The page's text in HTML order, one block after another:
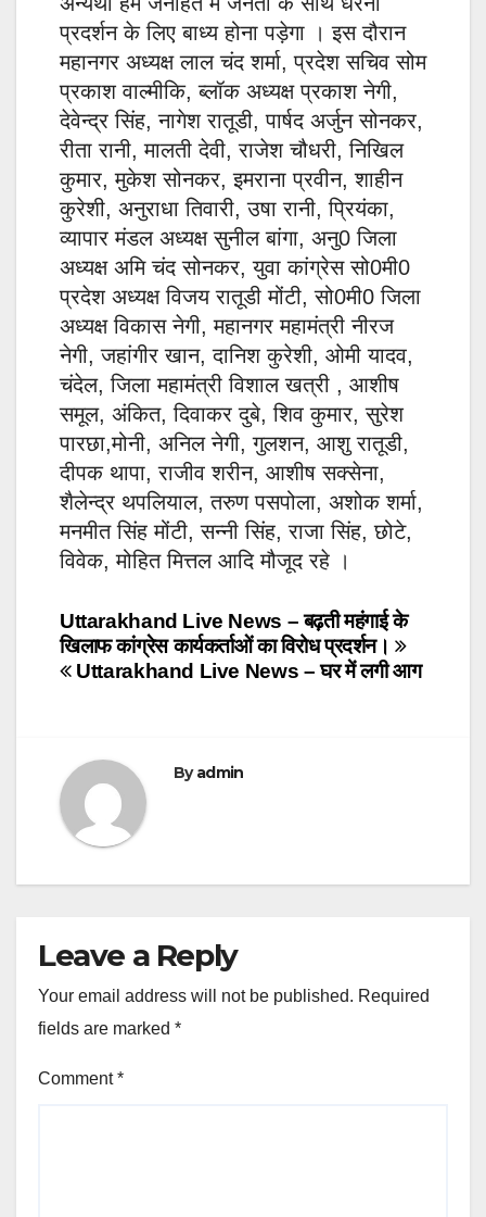
प्रदर्शन के लिए बाध्य होना पड़ेगा । इस दौरान
महानगर अध्यक्ष लाल चंद शर्मा, प्रदेश सचिव सोम
प्रकाश वाल्मीकि, ब्लॉक अध्यक्ष प्रकाश नेगी,
देवेन्द्र सिंह, नागेश रातूडी, पार्षद अर्जुन सोनकर,
रीता रानी, मालती देवी, राजेश चौधरी, निखिल
कुमार, मुकेश सोनकर, इमराना प्रवीन, शाहीन
कुरेशी, अनुराधा तिवारी, उषा रानी, प्रियंका,
व्यापार मंडल अध्यक्ष सुनील बांगा, अनु0 जिला
अध्यक्ष अमि चंद सोनकर, युवा कांग्रेस सो0मी0
प्रदेश अध्यक्ष विजय रातूडी मोंटी, सो0मी0 जिला
अध्यक्ष विकास नेगी, महानगर महामंत्री नीरज
नेगी, जहांगीर खान, दानिश कुरेशी, ओमी यादव,
चंदेल, जिला महामंत्री विशाल खत्री , आशीष
समूल, अंकित, दिवाकर दुबे, शिव कुमार, सुरेश
पारछा,मोनी, अनिल नेगी, गुलशन, आशु रातूडी,
दीपक थापा, राजीव शरीन, आशीष सक्सेना,
शैलेन्द्र थपलियाल, तरुण पसपोला, अशोक शर्मा,
मनमीत सिंह मोंटी, सन्नी सिंह, राजा सिंह, छोटे,
विवेक, मोहित मित्तल आदि मौजूद रहे ।
Post
navigation
Uttarakhand Live News – बढ़ती महंगाई के
खिलाफ कांग्रेस कार्यकर्ताओं का विरोध प्रदर्शन।
Uttarakhand Live News – घर में लगी आग
Byadmin
Leave a Reply
Your email address will not be published. Required
fields are marked *
Comment*